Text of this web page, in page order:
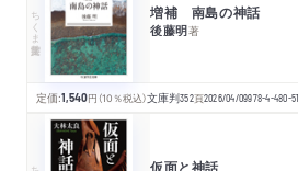
ちくま学芸文庫 増補 南島の神話
後藤明著
定価:1,540円 （10％税込）文庫判352頁2026/04/09978-4-480-
仮面と神話